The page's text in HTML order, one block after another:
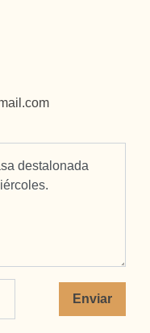
Enviar